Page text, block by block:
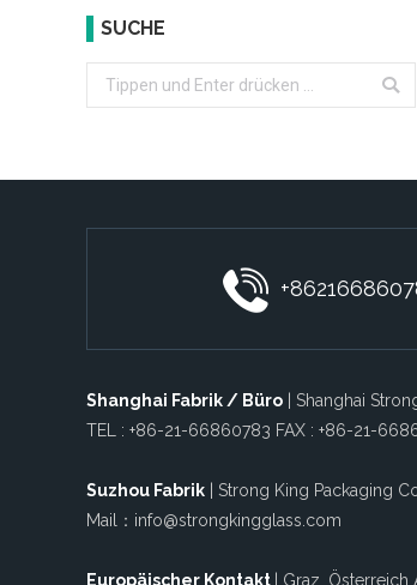
SUCHE
Search:
Shanghai Fabrik / Büro | Shanghai
TEL : +86-21-66860783 FAX : +86-21-
Suzhou Fabrik | Strong King Packaging
Mail：info@strongkingglass.com
Europäischer Kontakt | Graz,